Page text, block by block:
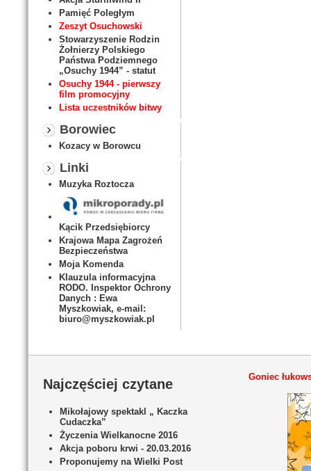
Pamięć Poległym
Zeszyt Osuchowski
Stowarzyszenie Rodzin
Żołnierzy Polskiego
Państwa Podziemnego
„Osuchy 1944” - statut
Osuchy 1944 - pierwszy
film promocyjny
Lista uczestników bitwy
Borowiec
Kozacy w Borowcu
Linki
Muzyka Roztocza
Kącik Przedsiębiorcy
Krajowa Mapa Zagrożeń
Bezpieczeństwa
Moja Komenda
Klauzula informacyjna
RODO. Inspektor Ochrony
Danych : Ewa
Myszkowiak, e-mail:
biuro@myszkowiak.pl
Najczęściej czytane
Mikołajowy spektakl „ Kaczka
Cudaczka”
Życzenia Wielkanocne 2016
Akcja poboru krwi - 20.03.2016
Proponujemy na Wielki Post
Goniec